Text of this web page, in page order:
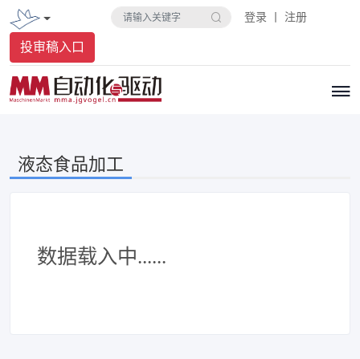
登录 丨 注册
投审稿入口
液态食品加工
数据载入中......